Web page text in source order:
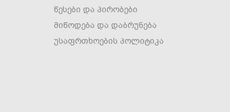
წესები და პირობები
მიწოდება და დაბრუნება
უსაფრთხოების პოლიტიკა